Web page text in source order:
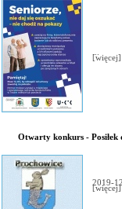
[więcej]
Otwarty konkurs -
2019-
[więcej]